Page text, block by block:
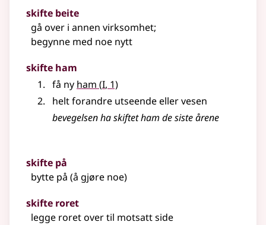
skifte beite
gå over i annen virksomhet;
begynne med noe nytt
skifte ham
få ny ham (1
I, 1)
helt forandre utseendeellervesen
bevegelsen ha skiftet ham de siste årene
skifte på
bytte på (å gjøre noe)
skifte roret
legge roret over til motsatt side